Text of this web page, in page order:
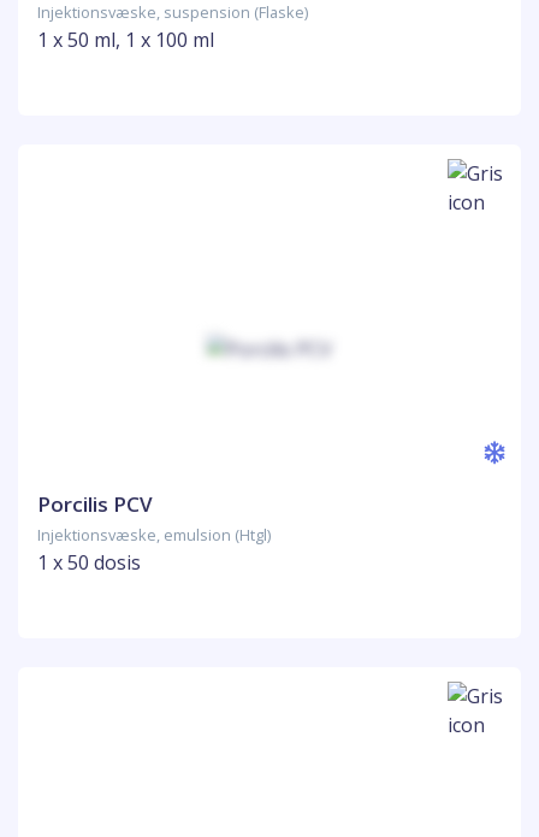
Injektionsvæske, suspension (Flaske)
1 x 50 ml, 1 x 100 ml
Porcilis PCV
Injektionsvæske, emulsion (Htgl)
1 x 50 dosis